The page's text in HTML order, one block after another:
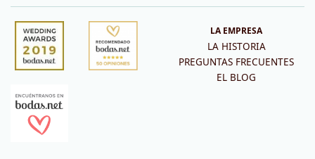
LA EMPRESA
LA HISTORIA
PREGUNTAS FRECUENTES
EL BLOG